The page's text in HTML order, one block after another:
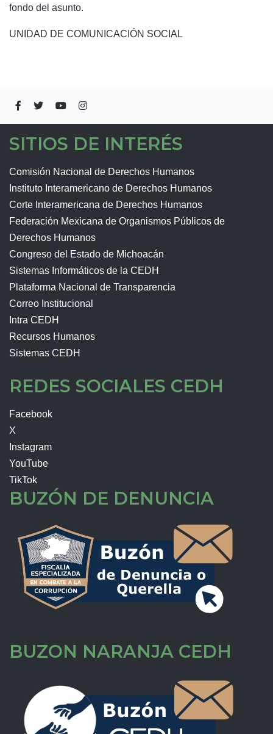
fondo del asunto.
UNIDAD DE COMUNICACIÓN SOCIAL
SITIOS DE INTERÉS
Comisión Nacional de Derechos Humanos
Instituto Interamericano de Derechos Humanos
Corte Interamericana de Derechos Humanos
Federación Mexicana de Organismos Públicos de
Derechos Humanos
Congreso del Estado de Michoacán
Sistemas Informáticos de la CEDH
Plataforma Nacional de Transparencia
Correo Institucional
Intra CEDH
Recursos Humanos
Sistemas CEDH
REDES SOCIALES CEDH
Facebook
X
Instagram
YouTube
TikTok
BUZÓN DE DENUNCIA
BUZON NARANJA CEDH